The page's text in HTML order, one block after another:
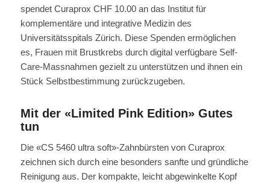
spendet Curaprox CHF 10.00 an das Institut für
komplementäre und integrative Medizin des
Universitätsspitals Zürich. Diese Spenden ermöglichen
es, Frauen mit Brustkrebs durch digital verfügbare Self-
Care-Massnahmen gezielt zu unterstützen und ihnen ein
Stück Selbstbestimmung zurückzugeben.
Mit der «Limited Pink Edition» Gutes
tun
Die «CS 5460 ultra soft»-Zahnbürsten von Curaprox
zeichnen sich durch eine besonders sanfte und gründliche
Reinigung aus. Der kompakte, leicht abgewinkelte Kopf